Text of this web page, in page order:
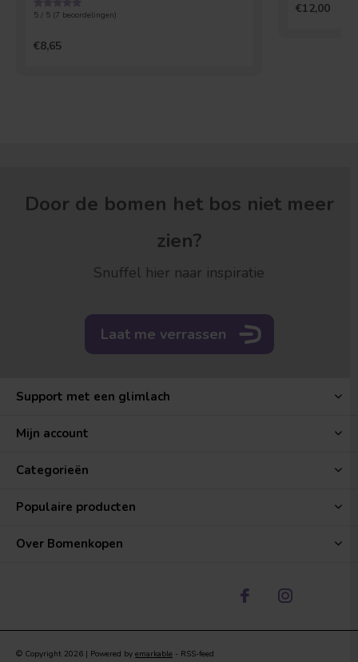
5 / 5 (7 beoordelingen)
€8,65
€12,00
Door de bomen het bos niet meer
zien?
Snuffel hier naar inspiratie
Laat me verrassen
Support met een glimlach
Mijn account
Categorieën
Populaire producten
Over Bomenkopen
© Copyright 2026 | Powered by emarkable - RSS-feed